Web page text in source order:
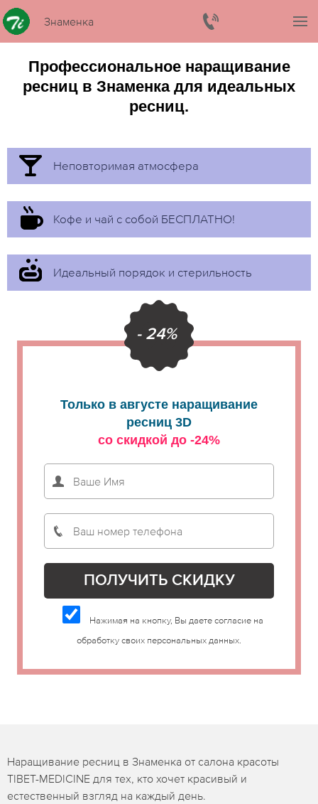
Знаменка
Профессиональное наращивание
ресниц в Знаменка для идеальных
ресниц.
Неповторимая атмосфера
Кофе и чай с собой БЕСПЛАТНО!
Идеальный порядок и стерильность
- 24%
Только в августе наращивание
ресниц 3D
со скидкой до -24%
Нажимая на кнопку, Вы даете согласие на
обработку своих персональных данных.
Наращивание ресниц в Знаменка от салона красоты
TIBET-MEDICINE для тех, кто хочет красивый и
естественный взгляд на каждый день.